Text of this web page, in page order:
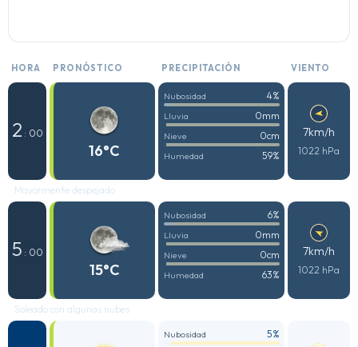
HORA PRONÓSTICO PRECIPITACIÓN VIENTO
2 : 00
16°C
Nubosidad 4%
Lluvia 0mm
Nieve 0cm
Humedad 59%
7km/h
1022 hPa
Mayormente despejado
5 : 00
15°C
Nubosidad 6%
Lluvia 0mm
Nieve 0cm
Humedad 63%
7km/h
1022 hPa
Soleado con algunas nubes
Nubosidad 5%